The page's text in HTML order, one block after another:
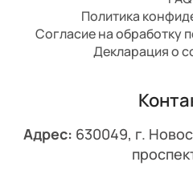
Политика
Согласие на обработку
Декларация о
Адрес: 630049, г.